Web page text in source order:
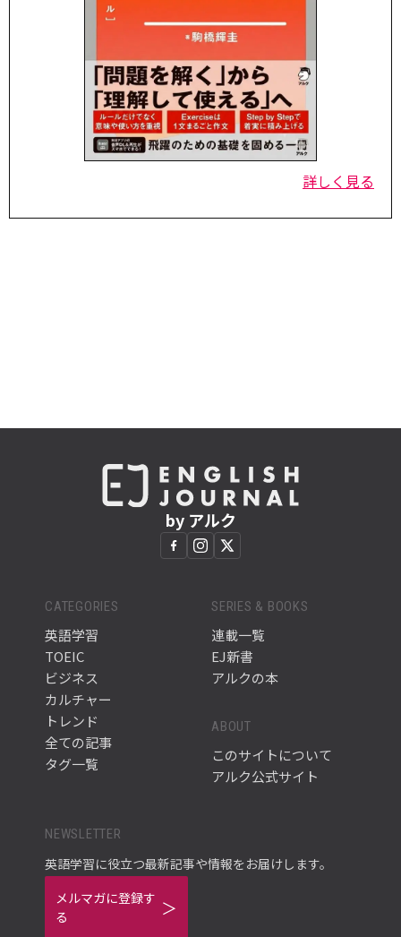
詳しく見る
by アルク
CATEGORIES
英語学習
TOEIC
ビジネス
カルチャー
トレンド
全ての記事
タグ一覧
SERIES & BOOKS
連載一覧
EJ新書
アルクの本
ABOUT
このサイトについて
アルク公式サイト
NEWSLETTER
英語学習に役立つ最新記事や情報をお届けします。
メルマガに登録す
る